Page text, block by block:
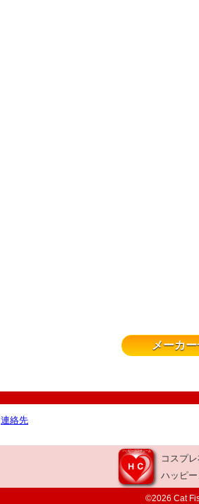
メーカ
連絡先
コスプ
ハッピ
©2026 Cat